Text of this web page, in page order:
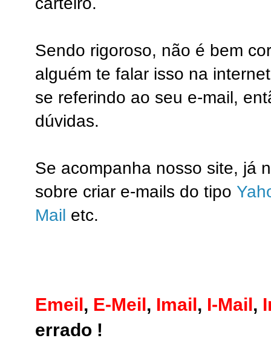
Sendo rigoroso, não é bem
alguém te falar isso na
se referindo ao seu e-mail,
dúvidas.
Se acompanha nosso site, já
sobre criar e-mails do tipo
Mail etc.
Emeil , E-Meil , Imail , I-Mail ,
errado !